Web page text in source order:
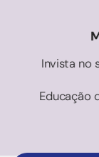
Invista no
Educação